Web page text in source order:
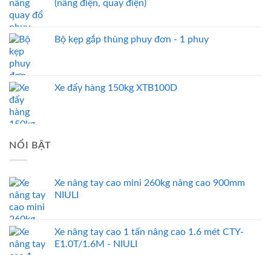
(nâng điện, quay điện)
Bộ kẹp gắp thùng phuy đơn - 1 phuy
Xe đẩy hàng 150kg XTB100D
NỔI BẬT
Xe nâng tay cao mini 260kg nâng cao 900mm
NIULI
Xe nâng tay cao 1 tấn nâng cao 1.6 mét CTY-
E1.0T/1.6M - NIULI